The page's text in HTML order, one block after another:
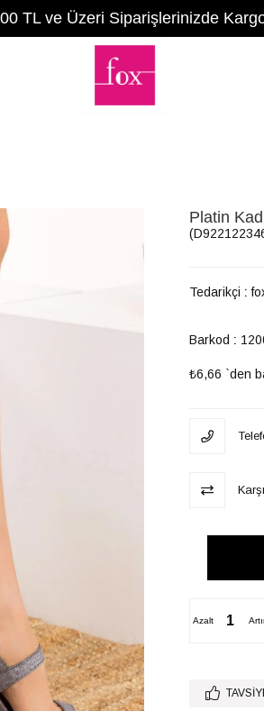
TL ve Üzeri Siparişlerinizde
Platin
Tedarikçi :
Barkod :
₺6,66 `den
Azalt